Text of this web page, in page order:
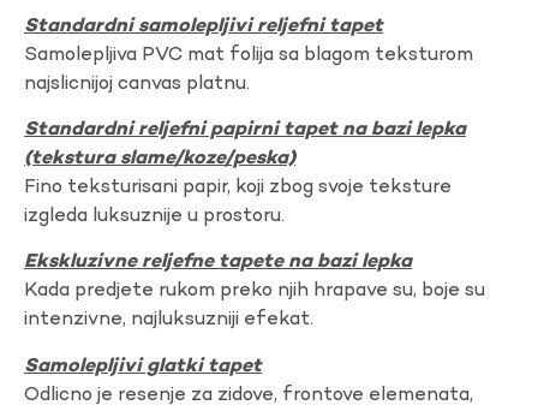
Standardni samolepljivi reljefni tapet
Samolepljiva PVC mat folija sa blagom teksturom
najslicnijoj canvas platnu.
Standardni reljefni papirni tapet na bazi lepka
(tekstura slame/koze/peska)
Fino teksturisani papir, koji zbog svoje teksture
izgleda luksuznije u prostoru.
Ekskluzivne reljefne tapete na bazi lepka
Kada predjete rukom preko njih hrapave su, boje su
intenzivne, najluksuzniji efekat.
Samolepljivi glatki tapet
Odlicno je resenje za zidove, frontove elemenata,